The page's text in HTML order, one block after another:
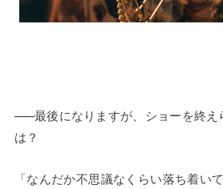
——最後になりますが、ショーを終え
は？
「なんだか不思議なくらい落ち着い